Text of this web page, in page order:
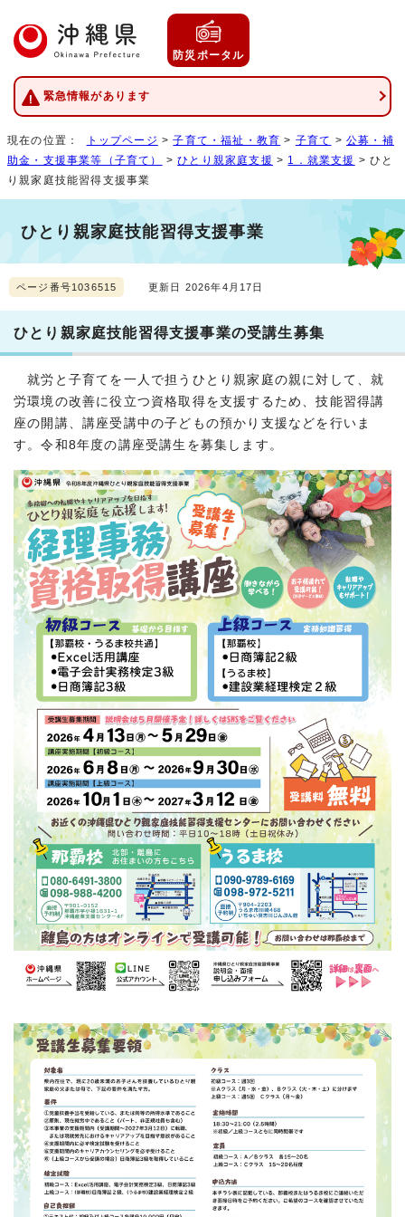
防災ポータル
緊急情報があります
現在の位置： トップページ >子育て・福祉・教育 > 子育て >公募・補
助金・支援事業等（子育て）
>ひとり親家庭支援 > 1．就業支援 > ひと
り親家庭技能習得支援事業
ひとり親家庭技能習得支援事業
ページ番号1036515 更新日 2026年4月17日
ひとり親家庭技能習得支援事業の受講生募集
就労と子育てを一人で担うひとり親家庭の親に対して、就
労環境の改善に役立つ資格取得を支援するため、技能習得講
座の開講、講座受講中の子どもの預かり支援などを行いま
す。令和8年度の講座受講生を募集します。